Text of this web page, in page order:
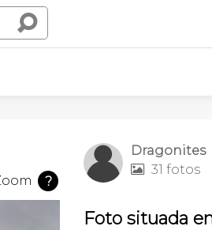
?
Dragonites
 31 fotos
Foto situada